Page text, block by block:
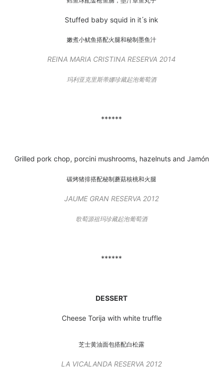
Stuffed baby squid in it ́s ink
嫩煮小鱿鱼搭配火腿和秘制墨鱼汁
REINA MARIA CRISTINA RESERVA 2014
玛利亚克里斯蒂娜珍藏起泡葡萄酒
******
Grilled pork chop, porcini mushrooms, hazelnutsand Jamón
碳烤猪排搭配秘制蘑菇核桃和火腿
JAUME GRAN RESERVA 2012
歌萄源祖玛珍藏起泡葡萄酒
******
DESSERT
Cheese Torija with white truffle
芝士黄油面包搭配白松露
LA VICALANDA RESERVA 2012